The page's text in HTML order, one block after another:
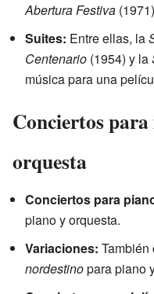
Abertura Festiva
Suites: Entre ellas, la
Centenario (1954) y la
música para una
Conciertos
orquesta
Conciertos para
piano y orquesta.
Variaciones: También
nordestinopara piano